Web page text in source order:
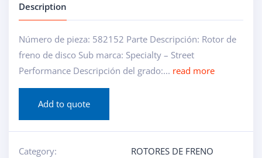
Description
Número de pieza: 582152 Parte Descripción: Rotor de
freno de disco Sub marca: Specialty – Street
Performance Descripción del grado:... read more
Add to quote
Category:
ROTORES DE FRENO